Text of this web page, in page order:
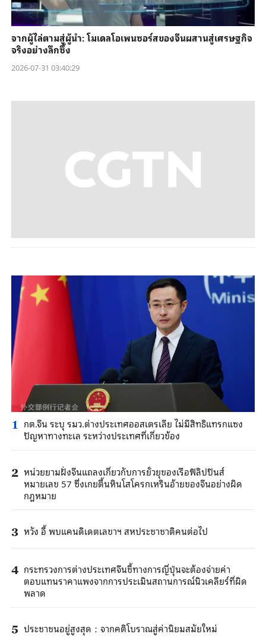
จากผู้ไล่ตามสู่ผู้นำ: โมเดลโอเพนซอร์สของจีนผสานสู่เศรษฐกิจ
จริงอย่างลึกซึ้ง
2026-07-31 03:40:29
1 กต.จีน ระบุ รมว.ต่างประเทศออสเตรเลีย ไม่มีสิทธิแทรกแซง
ปัญหาทางทะเล ระหว่างประเทศที่เกี่ยวข้อง
2 หน่วยยามฝั่งจีนแถลงเกี่ยวกับการยั่วยุของเรือฟิลิปปินส์
หมายเลข 57 ซึ่งเกยตื้นหินโสโครกเหรินอ้ายของจีนอย่างผิด
กฎหมาย
3 หวัง อี้ พบแคนดิเดตเลขาฯ สหประชาชาติคนต่อไป
4 กระทรวงการต่างประเทศจีนชี้ทางการญี่ปุ่นจะต้องจ่ายค่า
ตอบแทนราคาแพงจากการประเมินสถานการณ์นิวเคลียร์ที่ผิด
พลาด
5 ประชาชนอยู่สูงสุด：จากคติโบราณสู่ค่านิยมสมัยใหม่